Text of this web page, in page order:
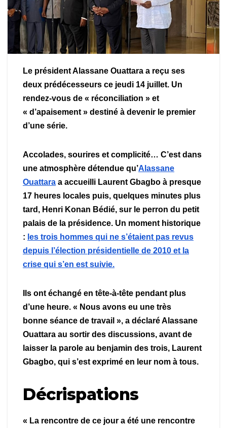
Le président Alassane Ouattara a reçu ses
deux prédécesseurs ce jeudi 14 juillet. Un
rendez-vous de « réconciliation » et
« d’apaisement » destiné à devenir le premier
d’une série.
Accolades, sourires et complicité… C’est dans
une atmosphère détendue qu’Alassane
Ouattara a accueilli Laurent Gbagbo à presque
17 heures locales puis, quelques minutes plus
tard, Henri Konan Bédié, sur le perron du petit
palais de la présidence. Un moment historique
: les trois hommes qui ne s’étaient pas revus
depuis l’élection présidentielle de 2010 et la
crise qui s’en est suivie.
Ils ont échangé en tête-à-tête pendant plus
d’une heure. « Nous avons eu une très
bonne séance de travail », a déclaré Alassane
Ouattara au sortir des discussions, avant de
laisser la parole au benjamin des trois, Laurent
Gbagbo, qui s’est exprimé en leur nom à tous.
Décrispations
« La rencontre de ce jour a été une rencontre